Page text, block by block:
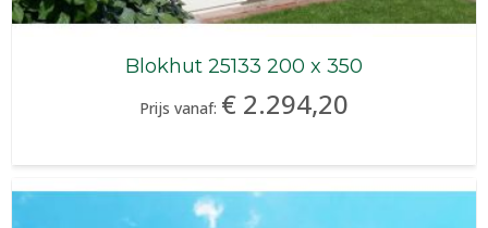
Blokhut 25133 200 x 350
Prijs vanaf: € 2.294,20